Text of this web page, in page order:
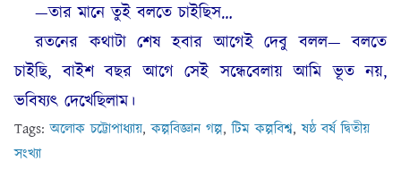
—তার মানে তুই বলতে চাইছিস…
রতনের কথাটা শেষ হবার আগেই দেবু বলল— বলতে
চাইছি, বাইশ বছর আগে সেই সন্ধেবেলায় আমি ভূত নয়,
ভবিষ্যৎ দেখেছিলাম।
Tags:অলোক চট্টোপাধ্যায়,কল্পবিজ্ঞান গল্প,টিম কল্পবিশ্ব,ষষ্ঠ বর্ষ দ্বিতীয়
সংখ্যা